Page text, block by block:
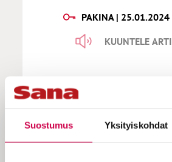
Suostumus Yksityiskohdat
PAKINA |
KUUNTELE
Sanan säilä | Presidentti